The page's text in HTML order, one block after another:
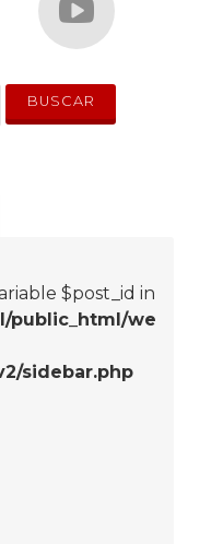
$post_id in
public_html/we
sidebar.php